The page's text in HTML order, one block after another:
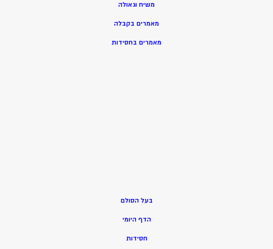
משיח וגאולה
מאמרים בקבלה
מאמרים בחסידות
בעל הסולם
הדף היומי
חסידות